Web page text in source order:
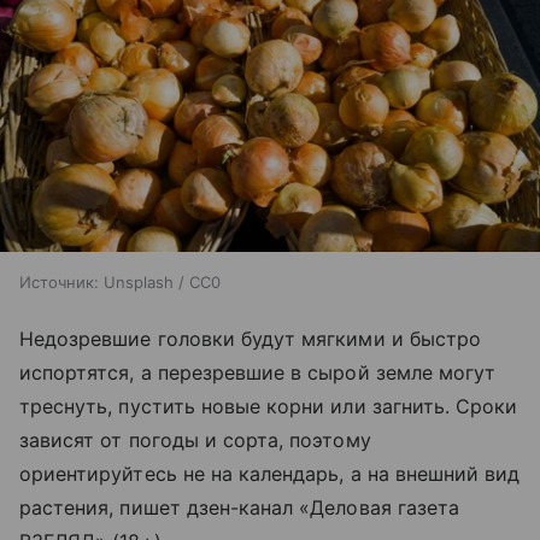
Источник: Unsplash / CC0
Недозревшие головки будут мягкими и быстро
испортятся, а перезревшие в сырой земле могут
треснуть, пустить новые корни или загнить. Сроки
зависят от погоды и сорта, поэтому
ориентируйтесь не на календарь, а на внешний вид
растения, пишет дзен-канал «Деловая газета